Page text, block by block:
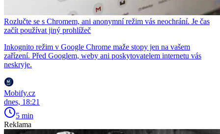
Rozlučte se s Chromem, ani anonymní režim vás neochrání. Je čas
začít používat jiný prohlížeč
Inkognito režim v Google Chrome maže stopy jen na vašem
zařízení. Před Googlem, weby ani poskytovatelem internetu vás
neskryje.
Mobify.cz
dnes, 18:21
5 min
Reklama